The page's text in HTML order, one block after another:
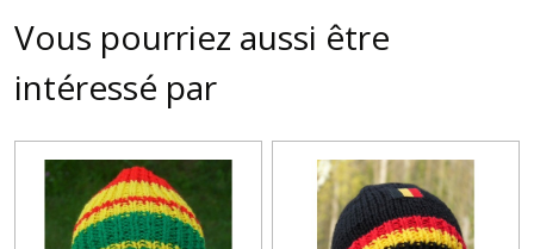
Vous pourriez aussi être
intéressé par